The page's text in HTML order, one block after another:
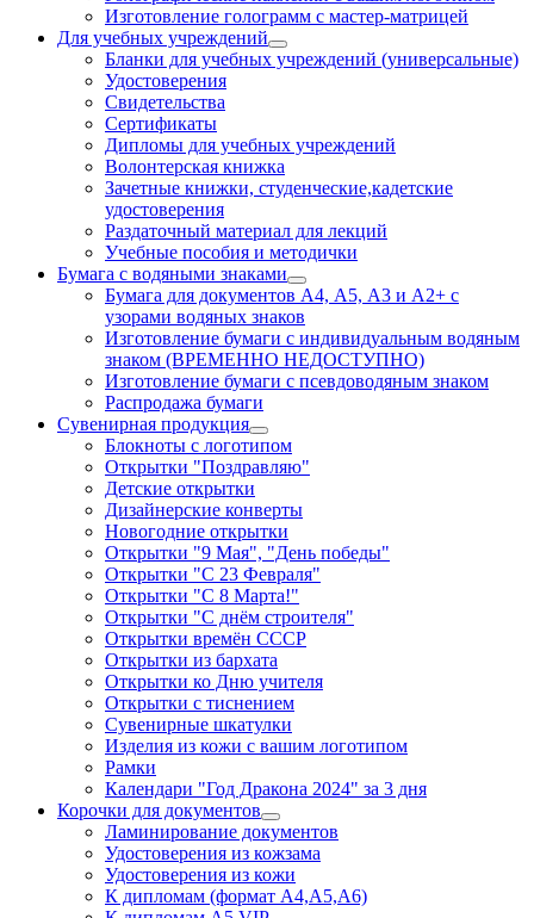
Изготовление голограмм с мастер-матрицей
Для учебных учреждений
Бланки для учебных учреждений (универсальные)
Удостоверения
Свидетельства
Сертификаты
Дипломы для учебных учреждений
Волонтерская книжка
Зачетные книжки, студенческие,кадетские
удостоверения
Раздаточный материал для лекций
Учебные пособия и методички
Бумага с водяными знаками
Бумага для документов А4, А5, А3 и А2+ с
узорами водяных знаков
Изготовление бумаги с индивидуальным водяным
знаком (ВРЕМЕННО НЕДОСТУПНО)
Изготовление бумаги с псевдоводяным знаком
Распродажа бумаги
Сувенирная продукция
Блокноты с логотипом
Открытки "Поздравляю"
Детские открытки
Дизайнерские конверты
Новогодние открытки
Открытки "9 Мая", "День победы"
Открытки "С 23 Февраля"
Открытки "С 8 Марта!"
Открытки "С днём строителя"
Открытки времён СССР
Открытки из бархата
Открытки ко Дню учителя
Открытки с тиснением
Сувенирные шкатулки
Изделия из кожи с вашим логотипом
Рамки
Календари "Год Дракона 2024" за 3 дня
Корочки для документов
Ламинирование документов
Удостоверения из кожзама
Удостоверения из кожи
К дипломам (формат А4,А5,А6)